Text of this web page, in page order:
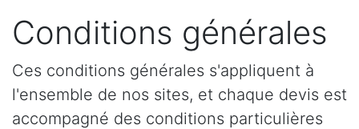
Conditions générales
Ces conditions générales s'appliquent à
l'ensemble de nos sites, et chaque devis est
accompagné des conditions particulières